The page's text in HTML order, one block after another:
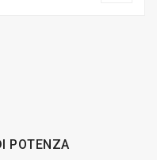
POTENZA